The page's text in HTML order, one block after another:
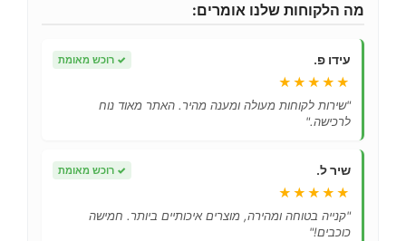
מה הלקוחות שלנו אומרים:
עידו פ. ✓ רוכש מאומת
★★★★★
"שירות לקוחות מעולה ומענה מהיר. האתר מאוד נוח
לרכישה."
שיר ל. ✓ רוכש מאומת
★★★★★
"קנייה בטוחה ומהירה, מוצרים איכותיים ביותר. חמישה
כוכבים!"